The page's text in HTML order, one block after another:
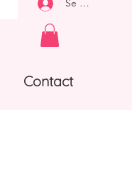
Se connecter
Contact